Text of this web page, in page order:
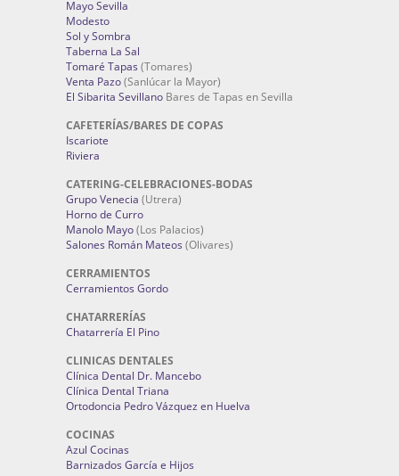
Mayo Sevilla
Modesto
Sol y Sombra
Taberna La Sal
Tomaré Tapas (Tomares)
Venta Pazo(Sanlúcar la Mayor)
El Sibarita Sevillano Bares de Tapas en Sevilla
CAFETERÍAS/BARES DE COPAS
Iscariote
Riviera
CATERING-CELEBRACIONES-BODAS
Grupo Venecia (Utrera)
Horno de Curro
Manolo Mayo(Los Palacios)
Salones Román Mateos (Olivares)
CERRAMIENTOS
Cerramientos Gordo
CHATARRERÍAS
Chatarrería El Pino
CLINICAS DENTALES
Clínica Dental Dr. Mancebo
Clínica Dental Triana
Ortodoncia Pedro Vázquez en Huelva
COCINAS
Azul Cocinas
Barnizados García e Hijos